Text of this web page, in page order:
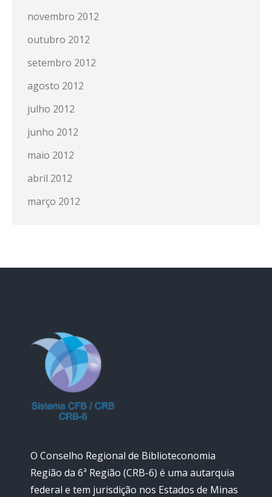
novembro 2012
outubro 2012
setembro 2012
agosto 2012
julho 2012
junho 2012
maio 2012
abril 2012
março 2012
O Conselho Regional de Biblioteconomia
Região da 6ª Região (CRB-6) é uma autarquia
federal e tem jurisdição nos Estados de Minas